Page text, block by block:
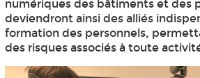
numériques des bâtiments et des
deviendront ainsi des alliés
formation des personnels,
des risques associés à toute